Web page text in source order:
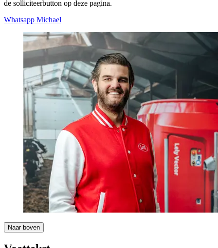
de solliciteerbutton op deze pagina.
Whatsapp Michael
Naar boven